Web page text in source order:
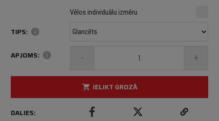
mm mm
Maksimālais izmērs: 1000 mm
Vēlos individuālu izmēru
TIPS: info
APJOMS: info - +
shopping_cart IELIKT GROZĀ
DALIES: